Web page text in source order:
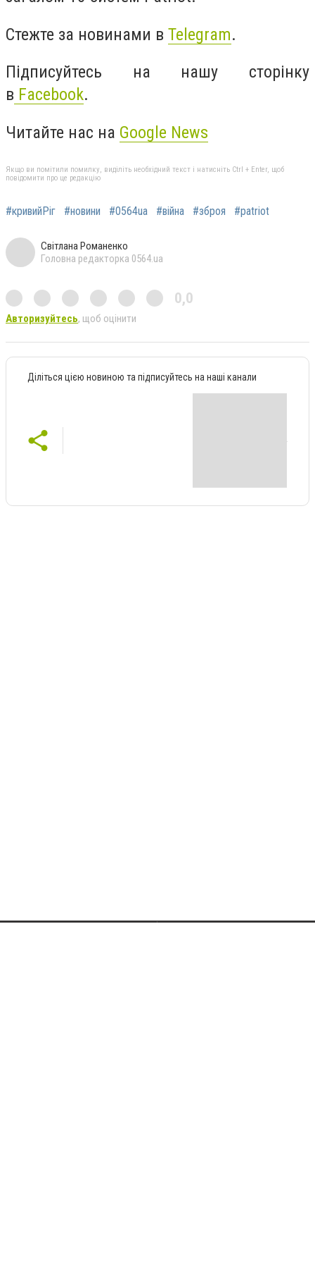
Стежте за новинами в Telegram.
Підписуйтесь на нашу сторінку
в Facebook.
Читайте нас на Google News
Якщо ви помітили помилку, виділіть необхідний текст і натисніть Ctrl + Enter, щоб
повідомити про це редакцію
#кривийРіг #новини #0564ua #війна #зброя #рatriot
Світлана Романенко
Головна редакторка 0564.ua
0,0
Авторизуйтесь, щоб оцінити
Діліться цією новиною та підписуйтесь на наші канали